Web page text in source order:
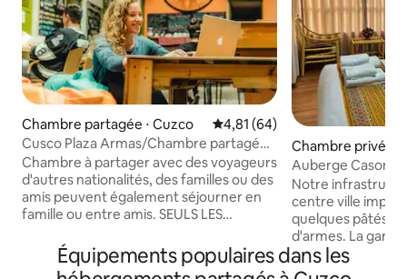
Chambre partagée ⋅ Cuzco Évaluation moyenne sur la
4,81 (64)
Cusco Plaza Armas/Chambre partagée
8 lits/Petit déjeuner
Chambre à partager avec des voyageurs
d'autres nationalités, des familles ou des
amis peuvent également séjourner en
famille ou entre amis. SEULS LES
document ORIGINAL ET EN VIGUEUR.
Lits confortables, avec prises
Chambre privée ⋅
Auberge Casona
Notre
centre ville
quelques pâtés
d'armes. La gare
est à seulement
maisons. Petit
Équipements populaires dans les